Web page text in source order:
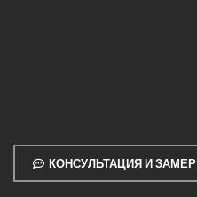
КОНСУЛЬТАЦИЯ И ЗАМЕР